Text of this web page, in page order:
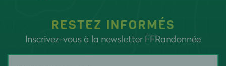
RESTEZ INFORMÉS
Inscrivez-vous à la newsletter FFRandonnée